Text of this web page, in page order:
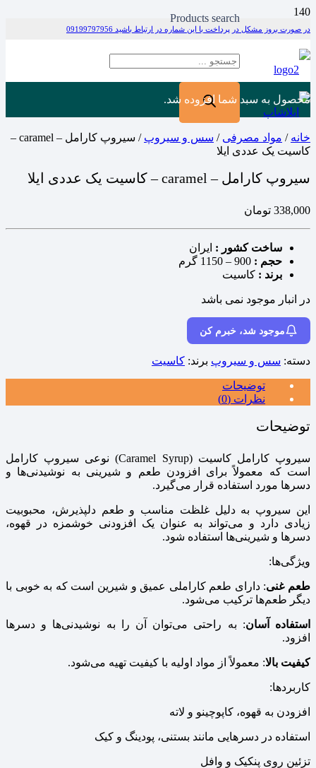
در صورت بروز مشکل در پرداخت با این شماره در ارتباط باشید 09199797956
Products search
محصول به سبد شما افزوده شد.
خانه / مواد مصرفی / سس و سیروپ
/ سیروپ کارامل – caramel –
کاسیت یک عددی ایلا
سیروپ کارامل – caramel – کاسیت یک عددی ایلا
338,000 تومان
ساخت کشور : ایران
حجم :
برند : کاسیت
در انبار موجود نمی باشد
موجود شد، خبرم کن
دسته: سس و سیروپ برند: کاسیت
توضیحات
نظرات (0)
توضیحات
سیروپ کارامل کاسیت (Caramel Syrup) نوعی سیروپ کارامل
است که معمولاً برای افزودن طعم و شیرینی به نوشیدنی‌ها و
دسرها مورد استفاده قرار می‌گیرد.
این سیروپ به دلیل غلظت مناسب و طعم دلپذیرش، محبوبیت
زیادی دارد و می‌تواند به عنوان یک افزودنی خوشمزه در قهوه،
دسرها و شیرینی‌ها استفاده شود.
ویژگی‌ها:
طعم غنی: دارای طعم کاراملی عمیق و شیرین است که به خوبی با
دیگر طعم‌ها ترکیب می‌شود.
استفاده آسان: به راحتی می‌توان آن را به نوشیدنی‌ها و دسرها
افزود.
کیفیت بالا: معمولاً از مواد اولیه با کیفیت تهیه می‌شود.
کاربردها:
افزودن به قهوه، کاپوچینو و لاته
استفاده در دسرهایی مانند بستنی، پودینگ و کیک
تزئین روی پنکیک و وافل